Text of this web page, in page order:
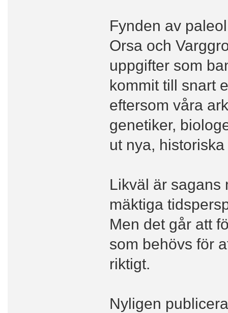
Fynden av
Orsa och
uppgifter som
kommit till snart
eftersom våra
genetiker,
ut nya,
Likväl är sagans
mäktiga
Men det går att
som behövs för
riktigt.
Nyligen